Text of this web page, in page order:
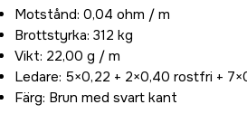
Motstånd: 0,04 ohm / m
Brottstyrka: 312 kg
Vikt: 22,00 g / m
Ledare: 5×0,22 + 2×0,40 rostfri +
Färg: Brun med svart kant